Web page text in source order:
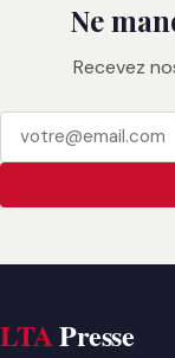
Ne
Recevez
LTAPresse